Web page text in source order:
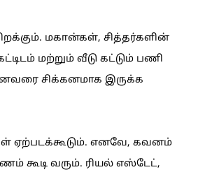
மகான்கள், சித்தர்களின்
மற்றும் வீடு கட்டும் பணி
சிக்கனமாக இருக்க
ஏற்படக்கூடும். எனவே, கவனம்
கூடி வரும். ரியல் எஸ்டேட்,